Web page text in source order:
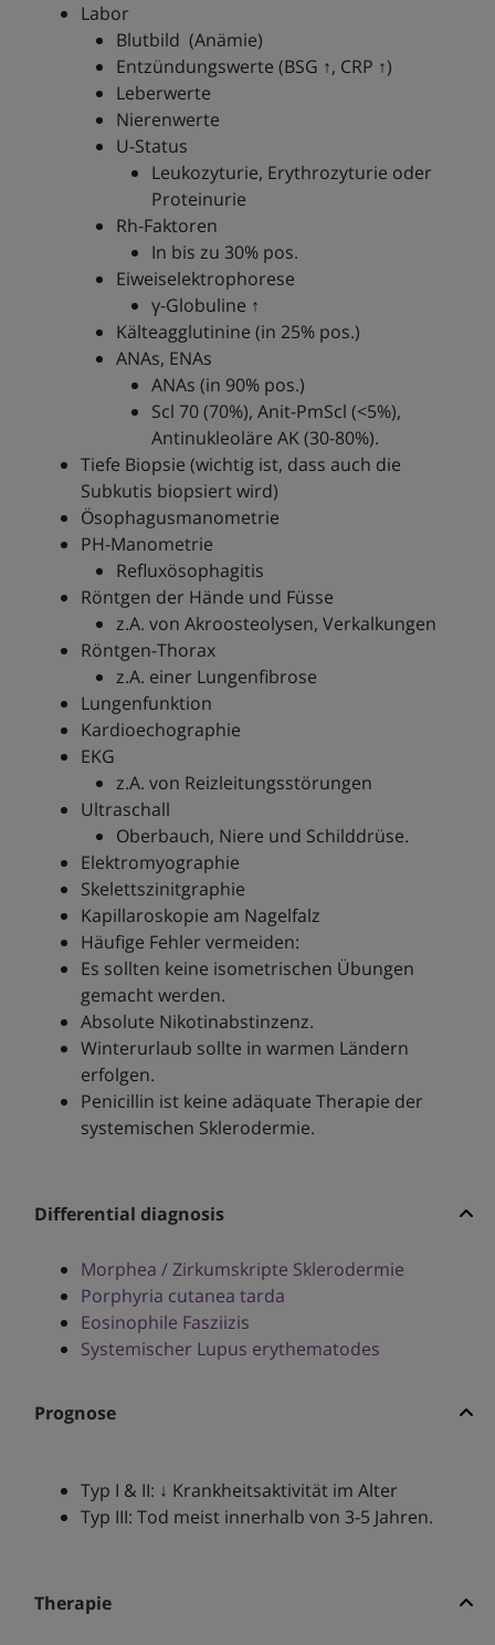
Labor
Blutbild (Anämie)
Entzündungswerte (BSG ↑, CRP ↑)
Leberwerte
Nierenwerte
U-Status
Leukozyturie, Erythrozyturie oder
Proteinurie
Rh-Faktoren
In bis zu 30% pos.
Eiweiselektrophorese
γ-Globuline ↑
Kälteagglutinine (in 25% pos.)
ANAs, ENAs
ANAs (in 90% pos.)
Scl 70 (70%), Anit-PmScl (<5%),
Antinukleoläre AK (30-80%).
Tiefe Biopsie (wichtig ist, dass auch die
Subkutis biopsiert wird)
Ösophagusmanometrie
PH-Manometrie
Refluxösophagitis
Röntgen der Hände und Füsse
z.A. von Akroosteolysen, Verkalkungen
Röntgen-Thorax
z.A. einer Lungenfibrose
Lungenfunktion
Kardioechographie
EKG
z.A. von Reizleitungsstörungen
Ultraschall
Oberbauch, Niere und Schilddrüse.
Elektromyographie
Skelettszinitgraphie
Kapillaroskopie am Nagelfalz
Häufige Fehler vermeiden:
Es sollten keine isometrischen Übungen
gemacht werden.
Absolute Nikotinabstinzenz.
Winterurlaub sollte in warmen Ländern
erfolgen.
Penicillin ist keine adäquate Therapie der
systemischen Sklerodermie.
Differential diagnosis
Morphea / Zirkumskripte Sklerodermie
Porphyria cutanea tarda
Eosinophile Fasziizis
Systemischer Lupus erythematodes
Prognose
Typ I & II: ↓ Krankheitsaktivität im Alter
Typ III: Tod meist innerhalb von 3-5 Jahren.
Therapie